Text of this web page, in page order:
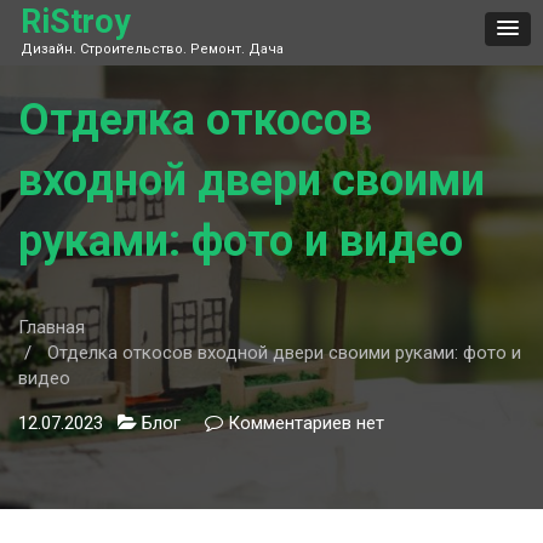
Skip
content
RiStroy
Дизайн. Строительство. Ремонт. Дача
Отделка откосов
входной двери своими
руками: фото и видео
Главная
Отделка откосов входной двери своими руками: фото и
видео
12.07.2023 Блог Комментариев кнет